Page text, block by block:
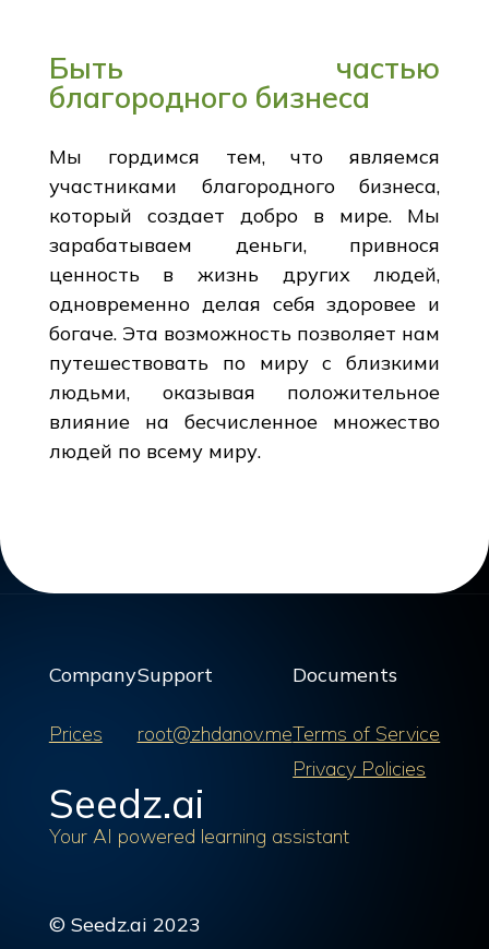
Быть частью
благородного бизнеса
Мы гордимся тем, что являемся
участниками благородного бизнеса,
который создает добро в мире. Мы
зарабатываем деньги, привнося
ценность в жизнь других людей,
одновременно делая себя здоровее и
богаче. Эта возможность позволяет нам
путешествовать по миру с близкими
людьми, оказывая положительное
влияние на бесчисленное множество
людей по всему миру.
Company
Prices
Support
root@zhdanov.me
Documents
Terms of Service
Privacy Policies
Seedz.ai
Your AI powered learning assistant
© Seedz.ai 2023